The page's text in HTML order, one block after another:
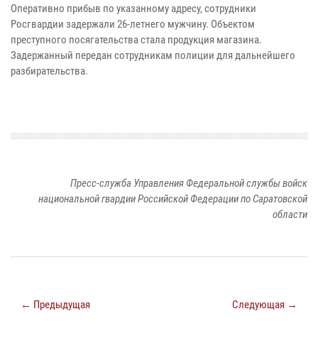
Оперативно прибыв по указанному адресу, сотрудники
Росгвардии задержали 26-летнего мужчину. Объектом
преступного посягательства стала продукция магазина.
Задержанный передан сотрудникам полиции для дальнейшего
разбирательства.
Пресс-служба Управления Федеральной службы войск
национальной гвардии Российской Федерации по Саратовской
области
← Предыдущая Следующая →